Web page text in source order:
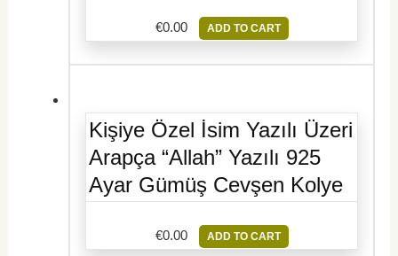
€0.00 ADD TO CART
Kişiye Özel İsim Yazılı Üzeri
Arapça “Allah” Yazılı 925
Ayar Gümüş Cevşen Kolye
€0.00 ADD TO CART